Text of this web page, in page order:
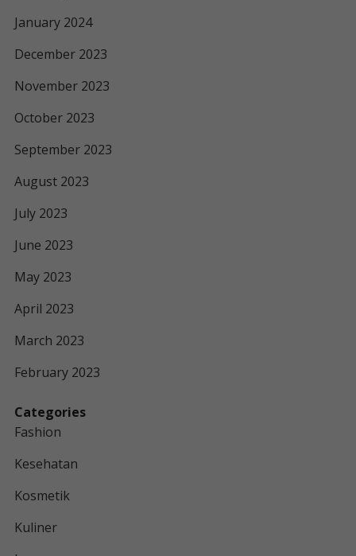
January 2024
December 2023
November 2023
October 2023
September 2023
August 2023
July 2023
June 2023
May 2023
April 2023
March 2023
February 2023
Categories
Fashion
Kesehatan
Kosmetik
Kuliner